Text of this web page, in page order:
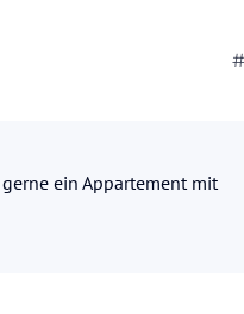
schon mal jemand dort und kann
Habe auf die schnelle nichts im
ein Appartement mit